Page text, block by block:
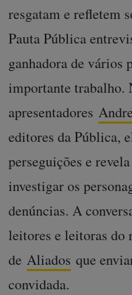
resgatam e refletem
Pauta Pública
ganhadora de vários
importante trabalho.
apresentadores
editores da Pública,
perseguições e
investigar os
denúncias. A
leitores e leitoras do
de Aliados que
convidada.